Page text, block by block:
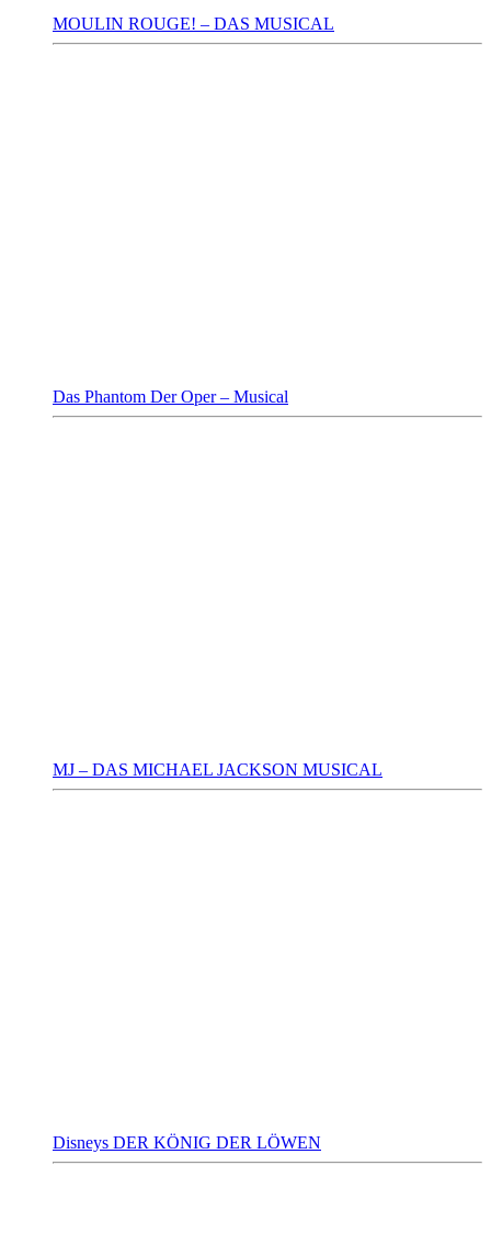
MOULIN ROUGE! – DAS MUSICAL
Das Phantom Der Oper – Musical
MJ – DAS MICHAEL JACKSON MUSICAL
Disneys DER KÖNIG DER LÖWEN